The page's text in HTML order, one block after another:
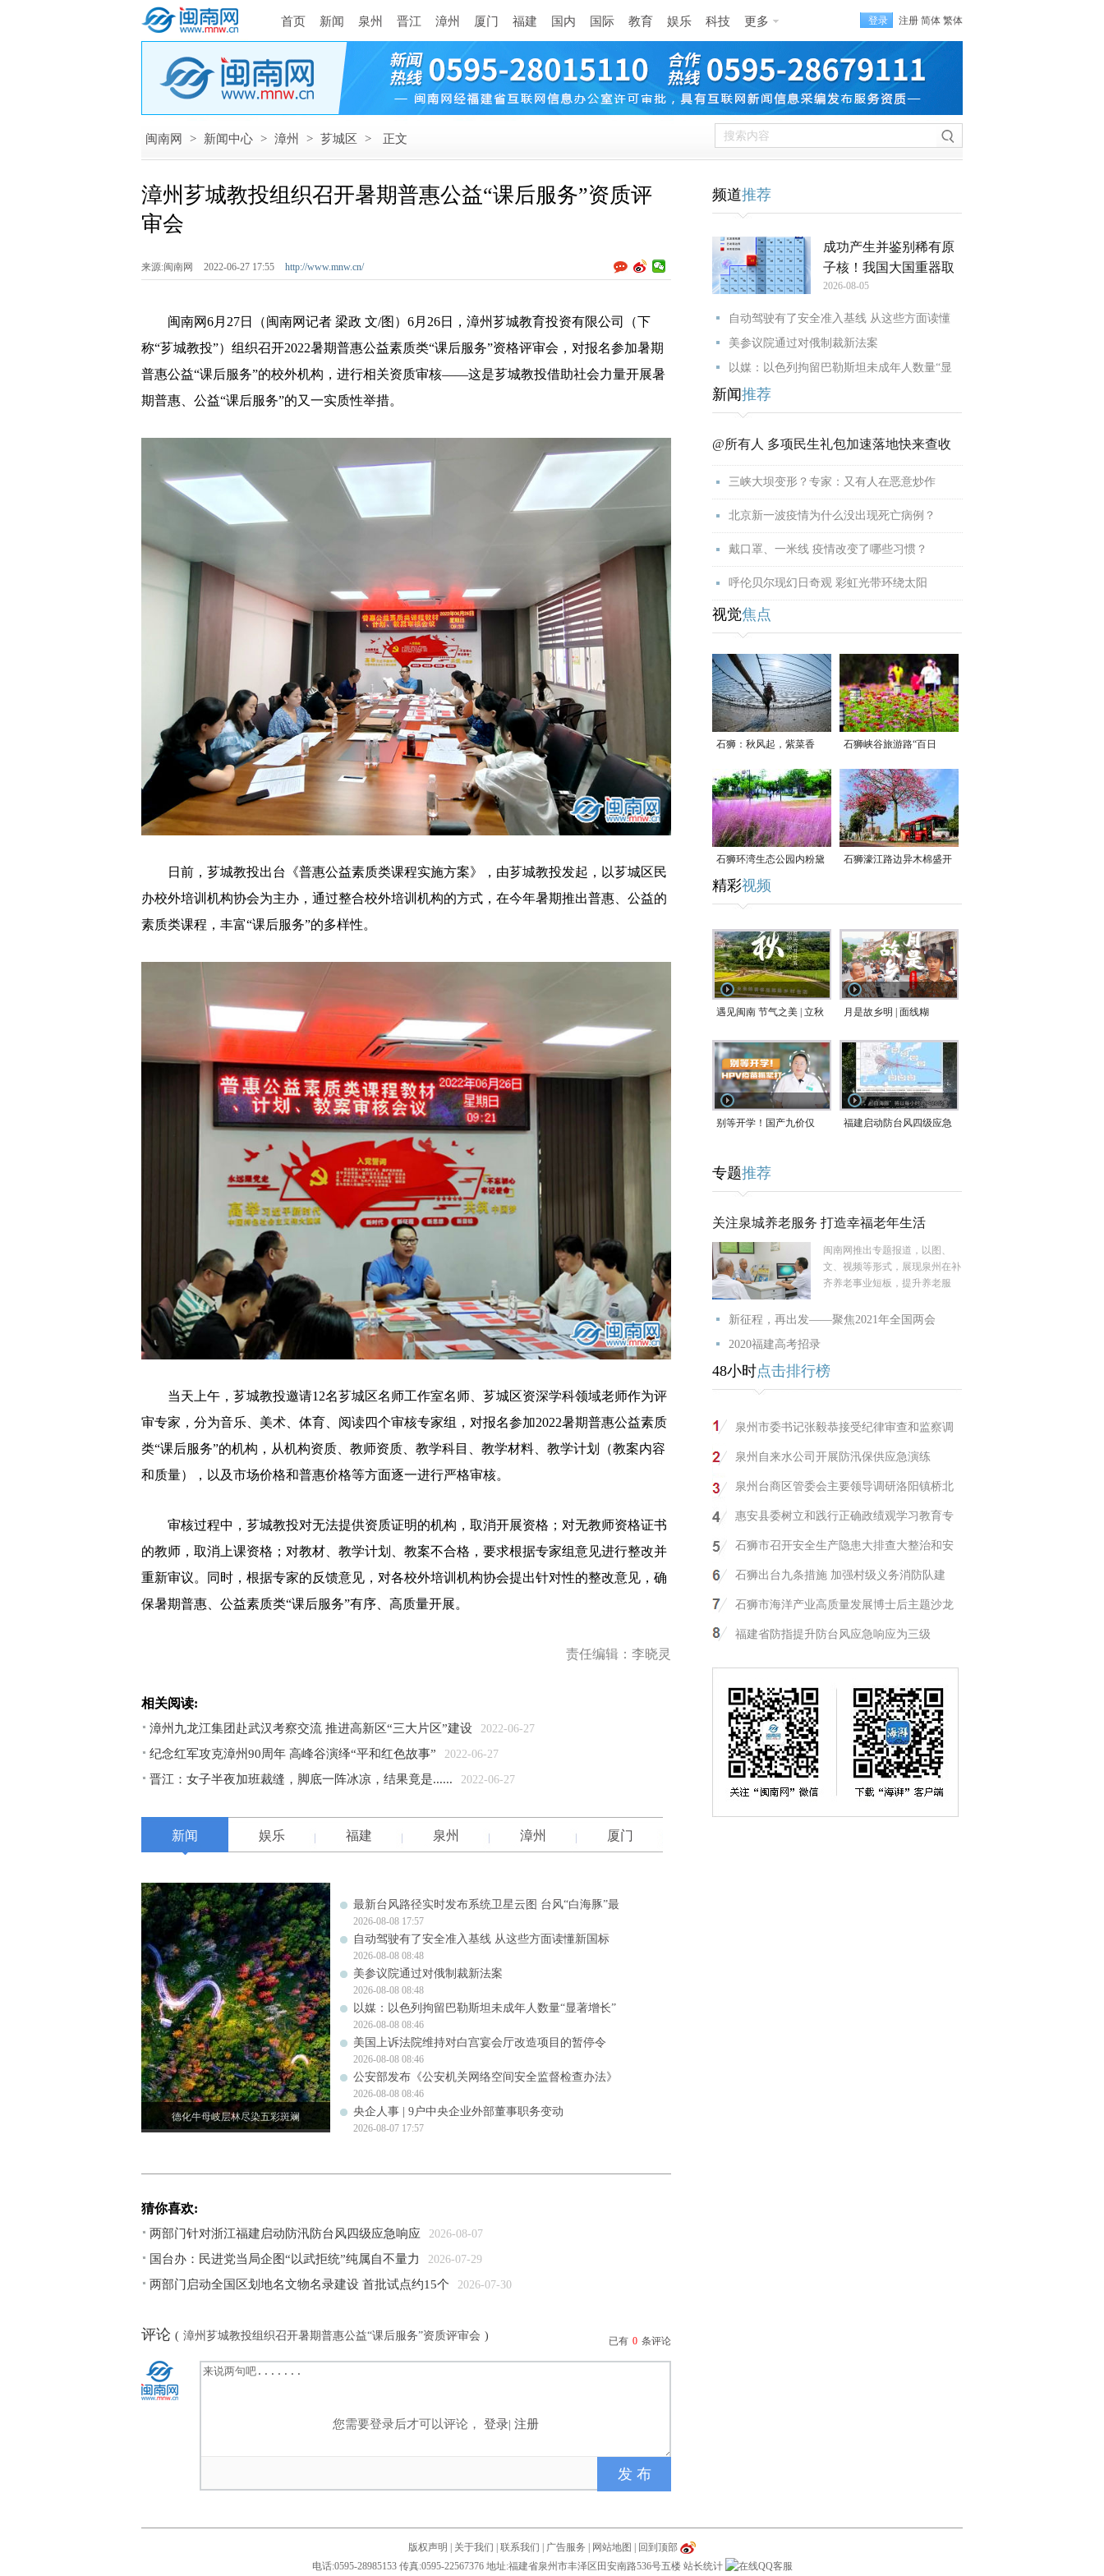
首页 新闻 泉州 晋江 漳州 厦门 福建 国内 国际 教育 娱乐 科技 更多 登录 注册 简体 繁体
闽南网 > 新闻中心 > 漳州 > 芗城区 > 正文
漳州芗城教投组织召开暑期普惠公益“课后服务”资质评
审会
来源:闽南网 2022-06-27 17:55 http://www.mnw.cn/
闽南网6月27日（闽南网记者 梁政 文/图）6月26日，漳州芗城教育投资有限公司（下
称“芗城教投”）组织召开2022暑期普惠公益素质类“课后服务”资格评审会，对报名参加暑期
普惠公益“课后服务”的校外机构，进行相关资质审核——这是芗城教投借助社会力量开展暑
期普惠、公益“课后服务”的又一实质性举措。
日前，芗城教投出台《普惠公益素质类课程实施方案》，由芗城教投发起，以芗城区民
办校外培训机构协会为主办，通过整合校外培训机构的方式，在今年暑期推出普惠、公益的
素质类课程，丰富“课后服务”的多样性。
当天上午，芗城教投邀请12名芗城区名师工作室名师、芗城区资深学科领域老师作为评
审专家，分为音乐、美术、体育、阅读四个审核专家组，对报名参加2022暑期普惠公益素质
类“课后服务”的机构，从机构资质、教师资质、教学科目、教学材料、教学计划（教案内容
和质量），以及市场价格和普惠价格等方面逐一进行严格审核。
审核过程中，芗城教投对无法提供资质证明的机构，取消开展资格；对无教师资格证书
的教师，取消上课资格；对教材、教学计划、教案不合格，要求根据专家组意见进行整改并
重新审议。同时，根据专家的反馈意见，对各校外培训机构协会提出针对性的整改意见，确
保暑期普惠、公益素质类“课后服务”有序、高质量开展。
责任编辑：李晓灵
相关阅读:
漳州九龙江集团赴武汉考察交流 推进高新区“三大片区”建设 2022-06-27
纪念红军攻克漳州90周年 高峰谷演绎“平和红色故事” 2022-06-27
晋江：女子半夜加班裁缝，脚底一阵冰凉，结果竟是...... 2022-06-27
新闻 娱乐 福建 泉州 漳州 厦门
德化牛母岐层林尽染五彩斑斓
最新台风路径实时发布系统卫星云图 台风“白海豚”最
2026-08-08 17:57
自动驾驶有了安全准入基线 从这些方面读懂新国标
2026-08-08 08:48
美参议院通过对俄制裁新法案
2026-08-08 08:48
以媒：以色列拘留巴勒斯坦未成年人数量“显著增长”
2026-08-08 08:46
美国上诉法院维持对白宫宴会厅改造项目的暂停令
2026-08-08 08:46
公安部发布《公安机关网络空间安全监督检查办法》
2026-08-08 08:46
央企人事 | 9户中央企业外部董事职务变动
2026-08-07 17:57
猜你喜欢:
两部门针对浙江福建启动防汛防台风四级应急响应 2026-08-07
国台办：民进党当局企图“以武拒统”纯属自不量力 2026-07-29
两部门启动全国区划地名文物名录建设 首批试点约15个 2026-07-30
评论 ( 漳州芗城教投组织召开暑期普惠公益“课后服务”资质评审会 ) 已有 0 条评论
您需要登录后才可以评论， 登录| 注册
频道推荐
成功产生并鉴别稀有原
子核！我国大国重器取
2026-08-05
自动驾驶有了安全准入基线 从这些方面读懂
美参议院通过对俄制裁新法案
以媒：以色列拘留巴勒斯坦未成年人数量“显
新闻推荐
@所有人 多项民生礼包加速落地快来查收
三峡大坝变形？专家：又有人在恶意炒作
北京新一波疫情为什么没出现死亡病例？
戴口罩、一米线 疫情改变了哪些习惯？
呼伦贝尔现幻日奇观 彩虹光带环绕太阳
视觉焦点
石狮：秋风起，紫菜香 石狮峡谷旅游路“百日
草”争相斗艳
石狮环湾生态公园内粉黛
乱子草盛放
石狮濠江路边异木棉盛开
精彩视频
遇见闽南 节气之美 | 立秋 月是故乡明 | 面线糊
别等开学！国产九价仅
紧打
福建启动防台风四级应急
专题推荐
关注泉城养老服务 打造幸福老年生活
闽南网推出专题报道，以图、
文、视频等形式，展现泉州在补
齐养老事业短板，提升养老服
新征程，再出发——聚焦2021年全国两会
2020福建高考招录
48小时点击排行榜
泉州市委书记张毅恭接受纪律审查和监察调
泉州自来水公司开展防汛保供应急演练
泉州台商区管委会主要领导调研洛阳镇桥北
惠安县委树立和践行正确政绩观学习教育专
石狮市召开安全生产隐患大排查大整治和安
石狮出台九条措施 加强村级义务消防队建
石狮市海洋产业高质量发展博士后主题沙龙
福建省防指提升防台风应急响应为三级
版权声明 | 关于我们 | 联系我们 | 广告服务 | 网站地图 | 回到顶部
电话:0595-28985153 传真:0595-22567376 地址:福建省泉州市丰泽区田安南路536号五楼 站长统计